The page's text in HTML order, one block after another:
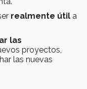
realmente útil a
las
proyectos,
las nuevas